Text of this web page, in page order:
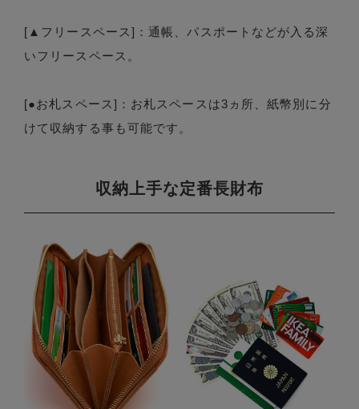
[▲フリースペース]：通帳、パスポートなどが入る深
いフリースペース。
[●お札スペース]：お札スペースは3ヵ所、紙幣別に分
けて収納する事も可能です。
収納上手な定番長財布